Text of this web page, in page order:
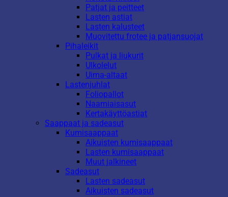
Patjat ja peitteet
Lasten astiat
Lasten kalusteet
Muovitettu frotee ja patjansuojat
Pihaleikit
Pulkat ja liukurit
Ulkolelut
Uima-altaat
Lastenjuhlat
Foliopallot
Naamiaisasut
Kertakäyttöastiat
Saappaat ja sadeasut
Kumisaappaat
Aikuisten kumisaappaat
Lasten kumisaappaat
Muut jalkineet
Sadeasut
Lasten sadeasut
Aikuisten sadeasut